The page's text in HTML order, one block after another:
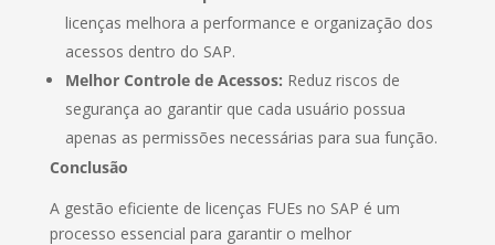
licenças melhora a performance e organização dos
acessos dentro do SAP.
Melhor Controle de Acessos: Reduz riscos de
segurança ao garantir que cada usuário possua
apenas as permissões necessárias para sua função.
Conclusão
A gestão eficiente de licenças FUEs no SAP é um
processo essencial para garantir o melhor